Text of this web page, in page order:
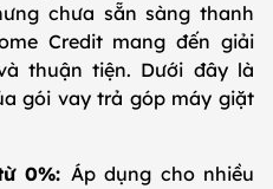
chưa sẵn sàng thanh
Credit mang đến giải
thuận tiện. Dưới đây là
gói vay trả góp máy giặt
0%: Áp dụng cho nhiều